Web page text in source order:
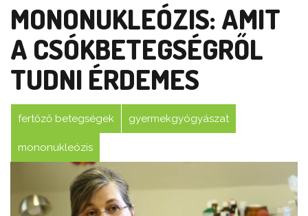
MONONUKLEÓZIS: AMIT
A CSÓKBETEGSÉGRŐL
TUDNI ÉRDEMES
fertőző betegségek gyermekgyógyászat
mononukleózis